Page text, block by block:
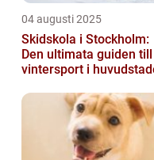
04 augusti 2025
Skidskola i Stockholm:
Den ultimata guiden till
vintersport i